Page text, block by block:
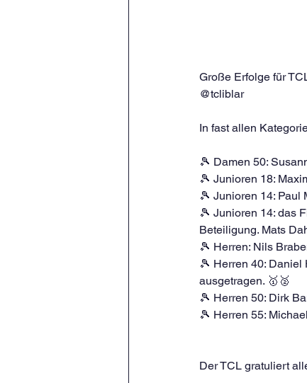
Große Erfolge für
@tcliblar
In fast allen
🎾 Damen 50:
🎾 Junioren 18:
🎾 Junioren 14: Paul
🎾 Junioren 14: das
Beteiligung. Mats
🎾 Herren: Nils
🎾 Herren 40:
ausgetragen. 🥇🥈
🎾 Herren 50: Dirk
🎾 Herren 55:
Der TCL gratuliert